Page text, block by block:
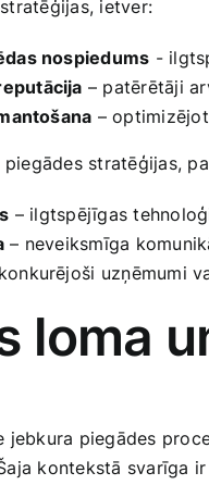
ietver:
nospiedums -‌
– patērētāji
–
stratēģijas,⁢
– ilgtspējīgas
– neveiksmīga
⁤uzņēmumi
loma
jebkura piegādes
kontekstā svarīga